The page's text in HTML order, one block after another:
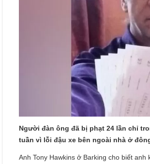
Người đàn ông đã bị phạt 24 lần chỉ
tuần vì lỗi đậu xe bên ngoài nhà ở
Anh Tony Hawkins ở Barking cho biết anh